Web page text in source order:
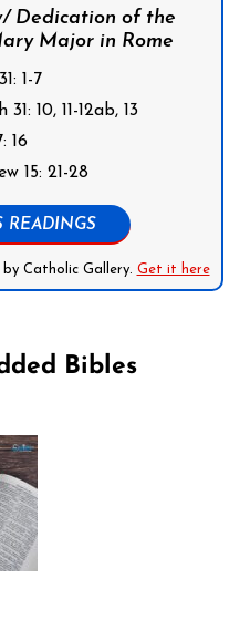
Dedication of the
Major in Rome
1-7
10, 11-12ab, 13
16
15: 21-28
READINGS
Catholic Gallery. Get it here
Bibles